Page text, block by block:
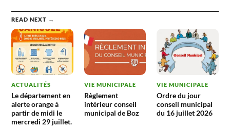
READ NEXT →
ACTUALITÉS
Le département en
alerte orange à
partir de midi le
mercredi 29 juillet.
VIE MUNICIPALE
Règlement
intérieur conseil
municipal de Boz
VIE MUNICIPALE
Ordre du jour
conseil municipal
du 16 juillet 2026